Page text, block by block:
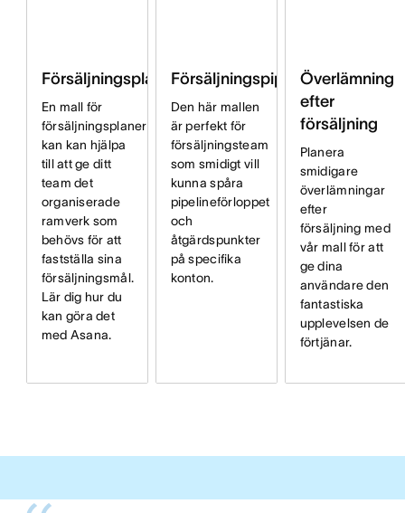
Försäljningsplan
En mall för
försäljningsplaner
kan kan hjälpa
till att ge ditt
team det
organiserade
ramverk som
behövs för att
fastställa sina
försäljningsmål.
Lär dig hur du
kan göra det
med Asana.
Försäljningspipeline
Den här mallen
är perfekt för
försäljningsteam
som smidigt vill
kunna spåra
pipelineförloppet
och
åtgärdspunkter
på specifika
konton.
Överlämning
efter
försäljning
Planera
smidigare
överlämningar
efter
försäljning med
vår mall för att
ge dina
användare den
fantastiska
upplevelsen de
förtjänar.